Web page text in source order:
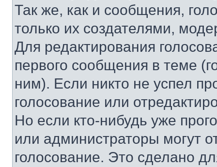
Так же, как и сообщения,
только их создателями,
Для редактирования
первого сообщения в теме
ним). Если никто не успел
голосование или
Но если кто-нибудь уже
или администраторы могут
голосование. Это сделано